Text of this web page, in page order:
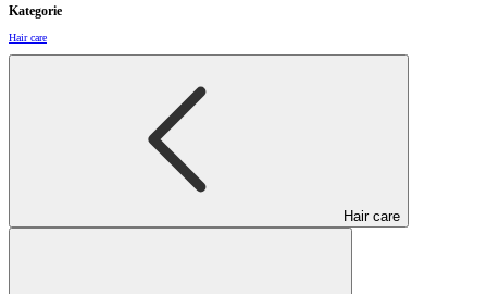
Kategorie
Hair care
Hair care